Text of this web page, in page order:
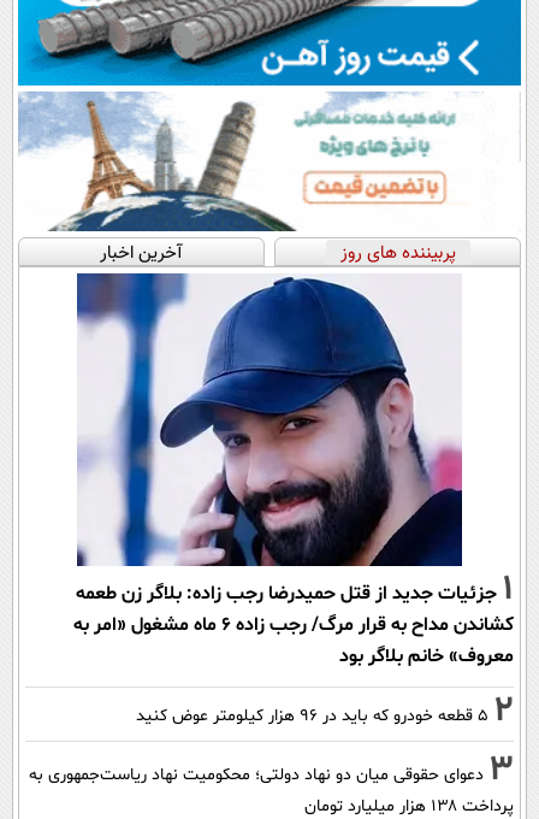
پربیننده های روز آخرین اخبار
1 جزئیات جدید از قتل حمیدرضا رجب زاده: بلاگر زن طعمه
کشاندن مداح به قرار مرگ/ رجب زاده 6 ماه مشغول «امر به
معروف» خانم بلاگر بود
2 ۵ قطعه خودرو که باید در ۹۶ هزار کیلومتر عوض کنید
3 دعوای حقوقی میان دو نهاد دولتی؛ محکومیت نهاد ریاست‌جمهوری به
پرداخت ۱۳۸ هزار میلیارد تومان